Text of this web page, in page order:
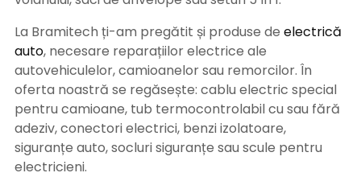
La Bramitech ți-am pregătit și produse de electrică
auto, necesare reparațiilor electrice ale
autovehiculelor, camioanelor sau remorcilor. În
oferta noastră se regăsește: cablu electric special
pentru camioane, tub termocontrolabil cu sau fără
adeziv, conectori electrici, benzi izolatoare,
siguranțe auto, socluri siguranțe sau scule pentru
electricieni.